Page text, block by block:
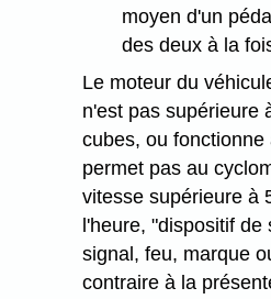
moyen d'un
des deux à la
Le moteur du
n'est pas supérieure
cubes, ou
permet pas au
vitesse supérieure à
l'heure, "dispositif
signal, feu, marque
contraire à la